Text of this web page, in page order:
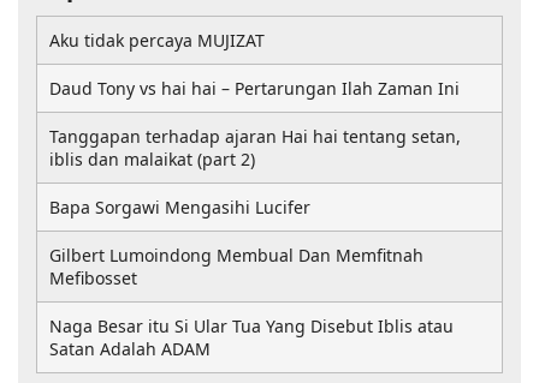
Aku tidak percaya MUJIZAT
Daud Tony vs hai hai – Pertarungan Ilah Zaman Ini
Tanggapan terhadap ajaran Hai hai tentang setan,
iblis dan malaikat (part 2)
Bapa Sorgawi Mengasihi Lucifer
Gilbert Lumoindong Membual Dan Memfitnah
Mefibosset
Naga Besar itu Si Ular Tua Yang Disebut Iblis atau
Satan Adalah ADAM